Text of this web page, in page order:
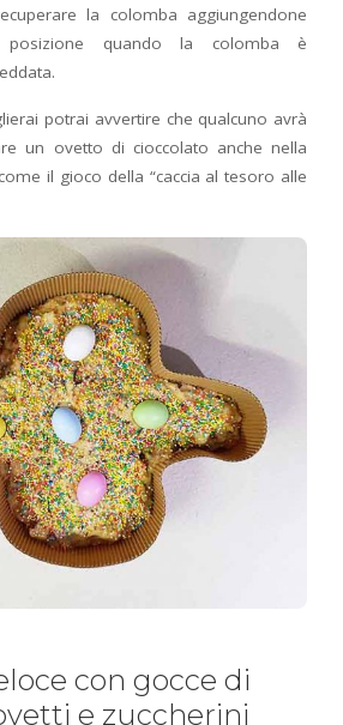
la colomba aggiungendone
quando la colomba è
potrai avvertire che qualcuno avrà
un ovetto di cioccolato anche nella
il gioco della “caccia al tesoro alle
con gocce di
e zuccherini